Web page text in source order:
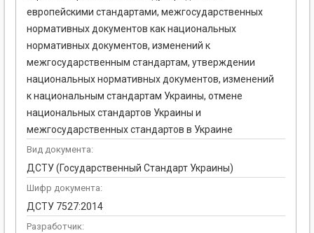
европейскими стандартами, межгосударственных
нормативных документов как национальных
нормативных документов, изменений к
межгосударственным стандартам, утверждении
национальных нормативных документов, изменений
к национальным стандартам Украины, отмене
национальных стандартов Украины и
межгосударственных стандартов в Украине
Вид документа:
ДСТУ (Государственный Стандарт Украины)
Шифр документа:
ДСТУ 7527:2014
Разработчик: